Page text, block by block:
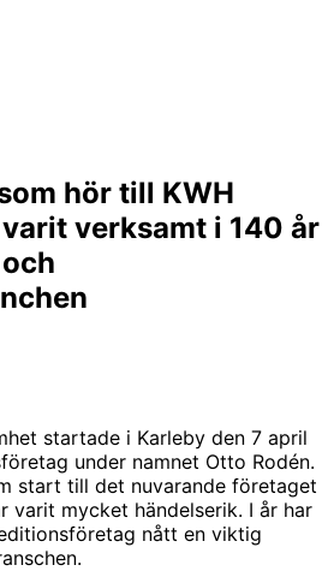
hör till KWH
verksamt i 140 år
startade i Karleby den 7 april
under namnet Otto Rodén.
start till det nuvarande företaget
varit mycket händelserik. I år har
nått en viktig